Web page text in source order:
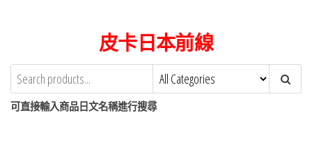
content
皮卡日本前線
可直接輸入商品日文名稱進行搜尋